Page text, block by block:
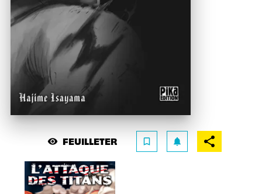
visibility FEUILLETER bookmark_border notifications